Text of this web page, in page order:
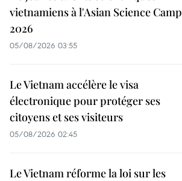
vietnamiens à l'Asian Science Camp
2026
05/08/2026 03:55
Le Vietnam accélère le visa
électronique pour protéger ses
citoyens et ses visiteurs
05/08/2026 02:45
Le Vietnam réforme la loi sur les